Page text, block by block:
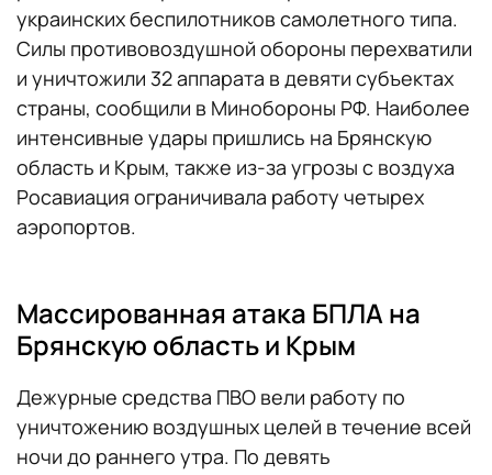
украинских беспилотников самолетного типа.
Силы противовоздушной обороны перехватили
и уничтожили 32 аппарата в девяти субъектах
страны, сообщили в Минобороны РФ. Наиболее
интенсивные удары пришлись на Брянскую
область и Крым, также из-за угрозы с воздуха
Росавиация ограничивала работу четырех
аэропортов.
Массированная атака БПЛА на
Брянскую область и Крым
Дежурные средства ПВО вели работу по
уничтожению воздушных целей в течение всей
ночи до раннего утра. По девять